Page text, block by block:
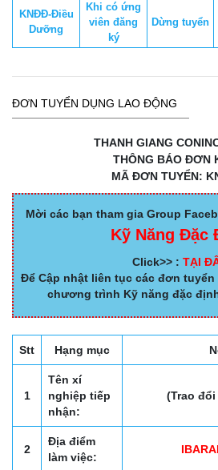
KNĐĐ-Điều
Dưỡng
Khi có ứng
viên đăng
ký
Dừng tuyển
ĐƠN TUYỂN DỤNG LAO ĐỘNG
THANH GIANG
THÔNG BÁO ĐƠN
MÃ ĐƠN TUYỂN:
Mời các bạn tham gia Group
Kỹ Năng Đặc
Click>> : TẠI
Để Cập nhật liên tục các đơn
chương trình Kỹ năng đặc
Stt Hạng mục
1
Tên xí
nghiệp tiếp
nhận:
(Trao
2
Địa điểm
làm việc: